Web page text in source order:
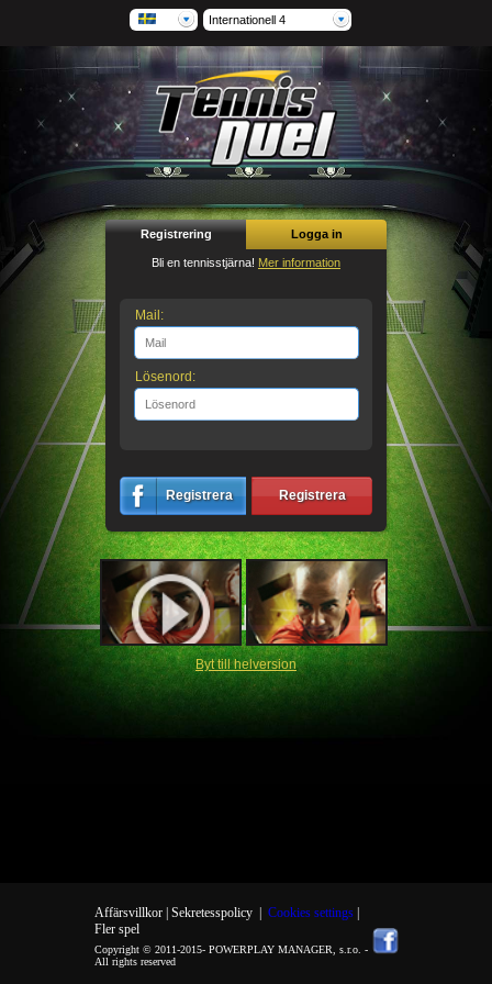
Internationell 4
Registrering Logga in
Bli en tennisstjärna! Mer information
Mail:
Lösenord:
Registrera Registrera
Byt till helversion
Affärsvillkor | Sekretesspolicy| Cookies settings
Fler spel
Copyright © 2011-2015- POWERPLAY MANAGER, s.r.o. -
All rights reserved